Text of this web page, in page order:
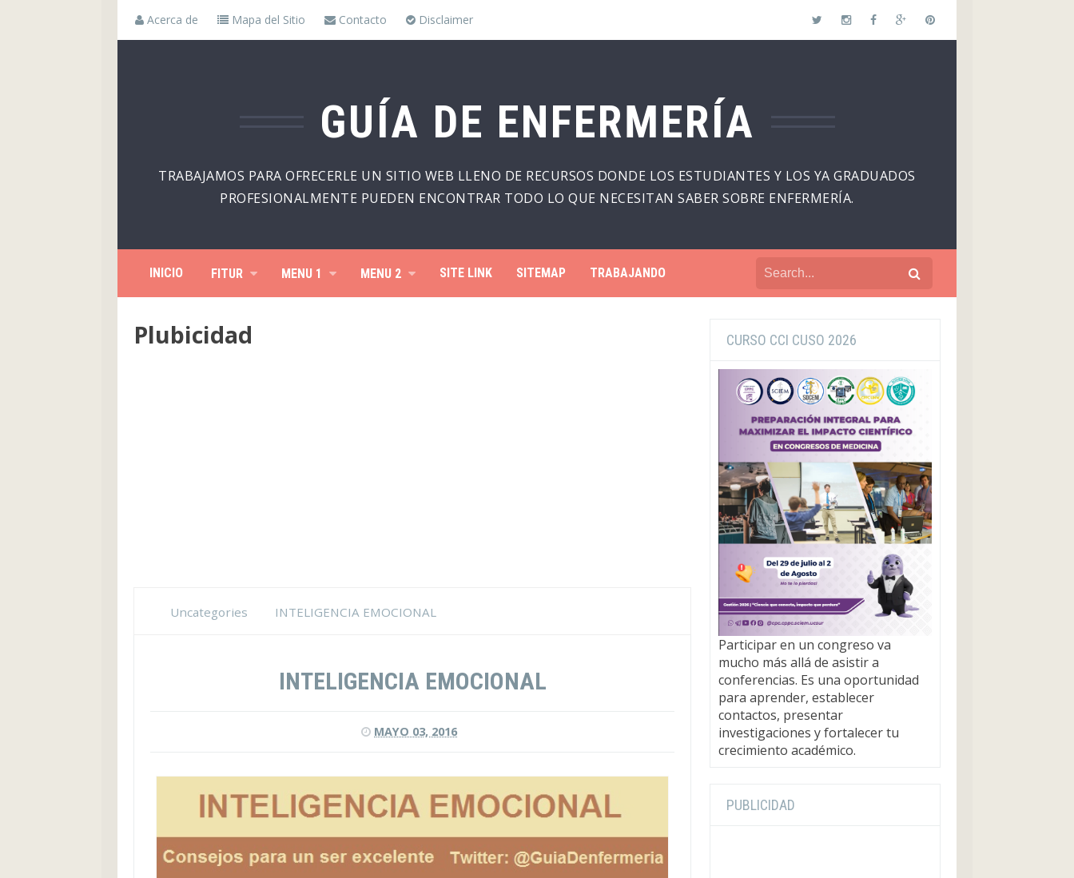
Acerca de Mapa del Sitio Contacto Disclaimer
GUÍA DE ENFERMERÍA
TRABAJAMOS PARA OFRECERLE UN SITIO WEB LLENO DE RECURSOS DONDE LOS ESTUDIANTES Y LOS YA GRADUADOS
PROFESIONALMENTE PUEDEN ENCONTRAR TODO LO QUE NECESITAN SABER SOBRE ENFERMERÍA.
INICIO FITUR MENU 1 MENU 2 SITE LINK SITEMAP TRABAJANDO
Plubicidad
Uncategories INTELIGENCIA EMOCIONAL
INTELIGENCIA EMOCIONAL
MAYO 03, 2016
CURSO CCI CUSO 2026
Participar en un congreso va
mucho más allá de asistir a
conferencias. Es una oportunidad
para aprender, establecer
contactos, presentar
investigaciones y fortalecer tu
crecimiento académico.
PUBLICIDAD